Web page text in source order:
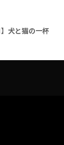
】犬と猫の一杯